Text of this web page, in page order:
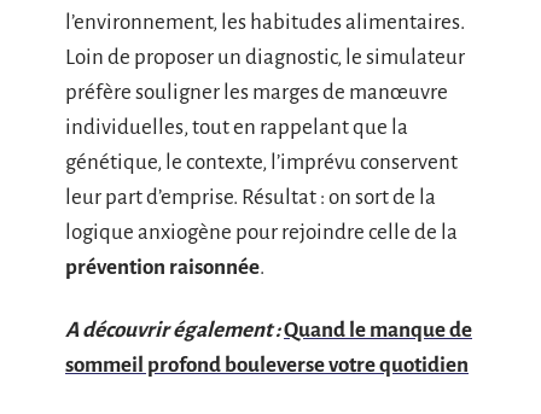
l’environnement, les habitudes alimentaires.
Loin de proposer un diagnostic, le simulateur
préfère souligner les marges de manœuvre
individuelles, tout en rappelant que la
génétique, le contexte, l’imprévu conservent
leur part d’emprise. Résultat : on sort de la
logique anxiogène pour rejoindre celle de la
prévention raisonnée.
A découvrir également :Quand le manque de
sommeil profond bouleverse votre quotidien